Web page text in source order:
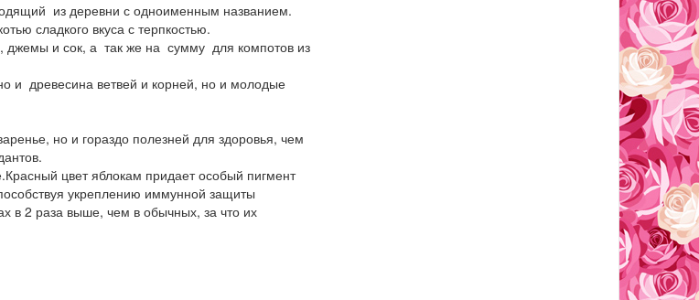
из деревни с одноименным названием.
сладкого вкуса с терпкостью.
джемы и сок, а так же на сумму для компотов из
и древесина ветвей и корней, но и молодые
но и гораздо полезней для здоровья, чем
цвет яблокам придает особый пигмент
укреплению иммунной защиты
в 2 раза выше, чем в обычных, за что их